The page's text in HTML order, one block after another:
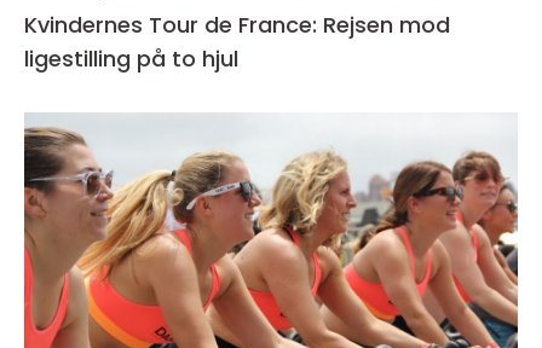
Kvindernes Tour de France: Rejsen mod
ligestilling på to hjul